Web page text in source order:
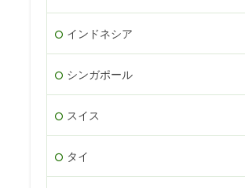
インドネシア
シンガポール
スイス
タイ